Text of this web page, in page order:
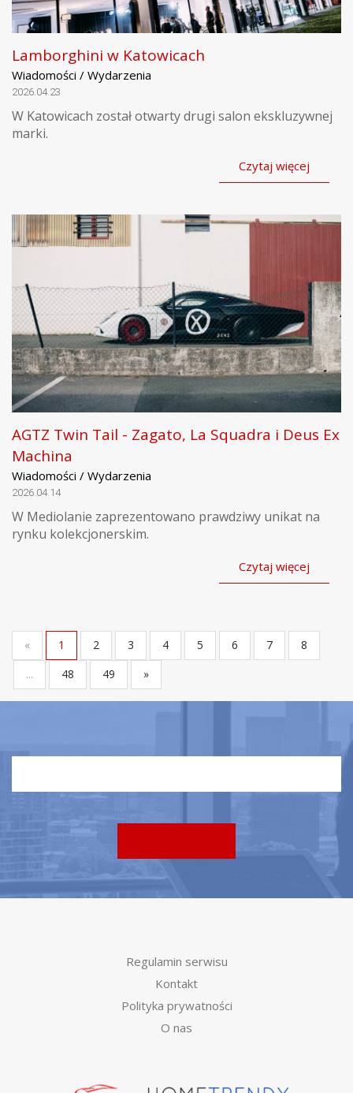
Lamborghini w Katowicach
Wiadomości / Wydarzenia
2026.04.23
W Katowicach został otwarty drugi salon ekskluzywnej
marki.
Czytaj więcej
AGTZ Twin Tail - Zagato, La Squadra i Deus Ex
Machina
Wiadomości / Wydarzenia
2026.04.14
W Mediolanie zaprezentowano prawdziwy unikat na
rynku kolekcjonerskim.
Czytaj więcej
« 1 2 3 4 5 6 7
8
...
48 49 »
Regulamin serwisu
Kontakt
Polityka prywatności
O nas